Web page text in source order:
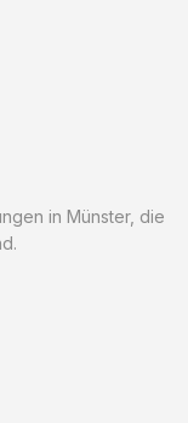
in Münster, die